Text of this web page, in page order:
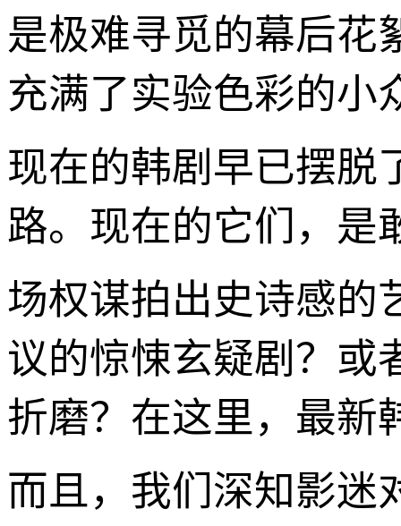
是极难寻觅的幕后花
充满了实验色彩的小
现在的韩剧早已摆脱
路。现在的它们，是
场权谋拍出史诗感的
议的惊悚玄疑剧？或
折磨？在这里，最新
而且，我们深知影迷